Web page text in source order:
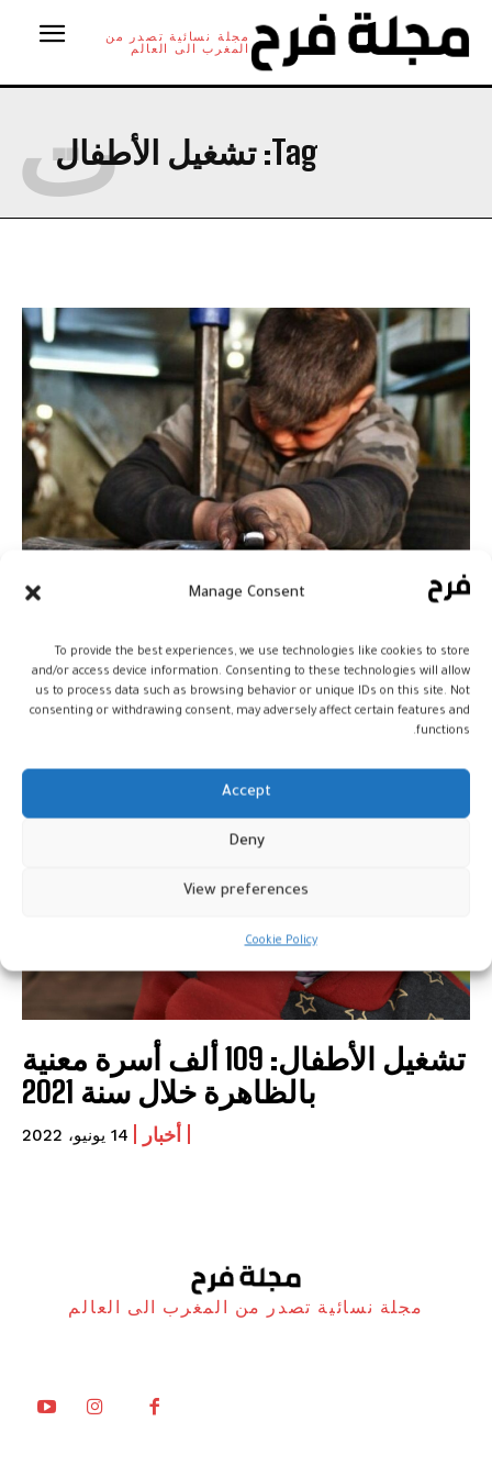
Manage Consent
To provide the best experiences, we use technologies like cookies to store
and/or access device information. Consenting to these technologies will allow
us to process data such as browsing behavior or unique IDs on this site. Not
consenting or withdrawing consent, may adversely affect certain features and
functions.
Accept
Deny
View preferences
Cookie Policy
مجلة نسائية تصدر من
المغرب الى العالم
Tag: تشغيل الأطفال
ت
المغرب يعرض خبرته الدولية للقضاء
على تشغيل الأطفال
أخبار 13 فبراير، 2026
تشغيل الأطفال: 109 ألف أسرة معنية
بالظاهرة خلال سنة 2021
أخبار 14 يونيو، 2022
مجلة نسائية تصدر من المغرب الى العالم